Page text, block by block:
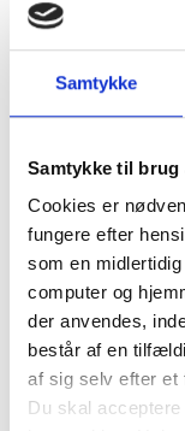
Samtykke
Samtykke til
Cookies er
fungere efter
som en
computer og
der anvendes,
består af en
af sig selv efter et
Du skal
omhandler, men
afsenderens
borgernes
for at følge op på
Efter gældende
Selvom
ordningen også
chikane, falske
En anonym
undersøgelse,
indgribende,